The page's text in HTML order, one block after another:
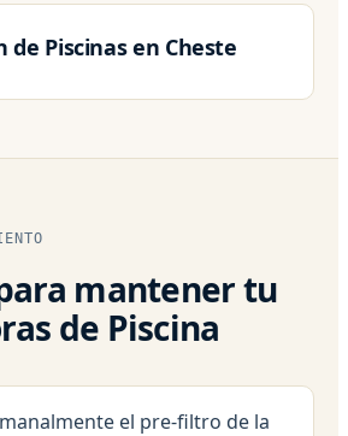
de Piscinas en Cheste
mantener tu
de Piscina
el pre-filtro de la